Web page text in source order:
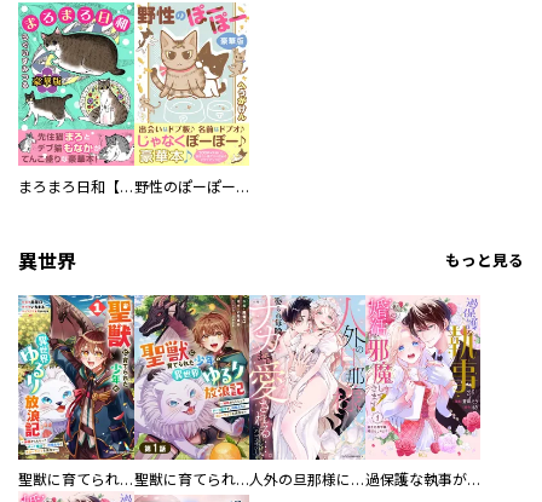
まろまろ日和【豪華版】 野性のぽーぽー【豪華版】
異世界 もっと見る
聖獣に育てられた少年の異世界ゆるり放浪記～神様からもらったチート魔法で、仲間たちとスローライフを満喫中～ 聖獣に育てられた少年の異世界ゆるり放浪記～神様からもらったチート魔法で、仲間たちとスローライフを満喫中～【分冊版】 人外の旦那様に娶られ毎晩ナカまで愛される…。アンソロジー 過保護な執事が私の婚活を邪魔してきます！ 分冊版